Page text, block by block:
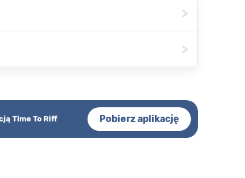
>
>
Time To Riff Pobierz aplikację